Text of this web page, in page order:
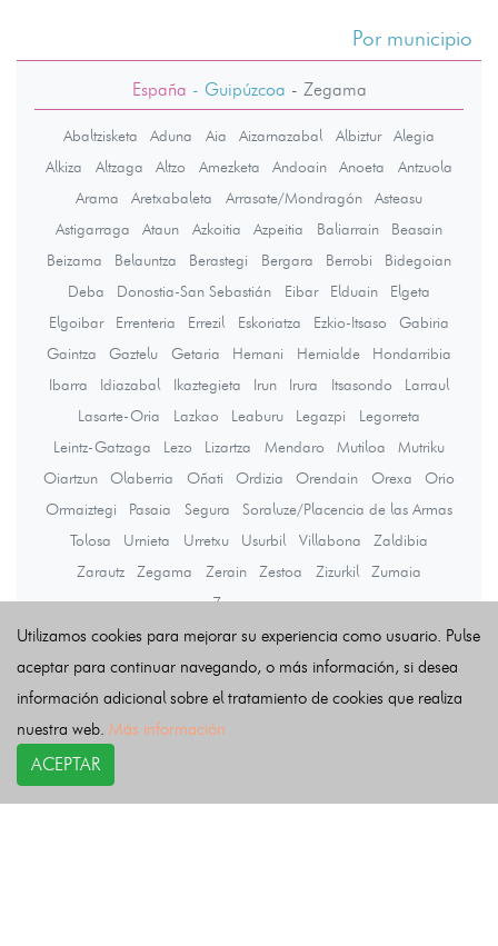
Por municipio
España - Guipúzcoa - Zegama
Abaltzisketa Aduna Aia Aizarnazabal Albiztur
Alegia
Alkiza
Altzaga Altzo Amezketa Andoain Anoeta
Antzuola
Arama
Aretxabaleta Arrasate/Mondragón
Asteasu
Astigarraga
Ataun Azkoitia Azpeitia Baliarrain
Beasain
Beizama
Belauntza Berastegi Bergara Berrobi
Bidegoian
Deba
Donostia-San Sebastián Eibar Elduain
Elgeta
Elgoibar
Errenteria Errezil Eskoriatza Ezkio-Itsaso
Gabiria
Gaintza
Gaztelu Getaria Hernani Hernialde
Hondarribia
Ibarra
Idiazabal Ikaztegieta Irun Irura Itsasondo
Larraul
Lasarte-Oria
Lazkao Leaburu Legazpi
Legorreta
Leintz-Gatzaga
Lezo Lizartza Mendaro Mutiloa
Mutriku
Oiartzun
Olaberria Oñati Ordizia Orendain Orexa
Orio
Ormaiztegi
Pasaia Segura
Soraluze/Placencia de las Armas
Tolosa
Urnieta Urretxu Usurbil Villabona
Zaldibia
Zarautz
Zegama Zerain Zestoa Zizurkil
Zumaia
Zumarraga
Últimas noticias
Utilizamos cookies para mejorar su experiencia como usuario. Pulse
aceptar para continuar navegando, o más información, si desea
información adicional sobre el tratamiento de cookies que realiza
nuestra web. Más información
ACEPTAR